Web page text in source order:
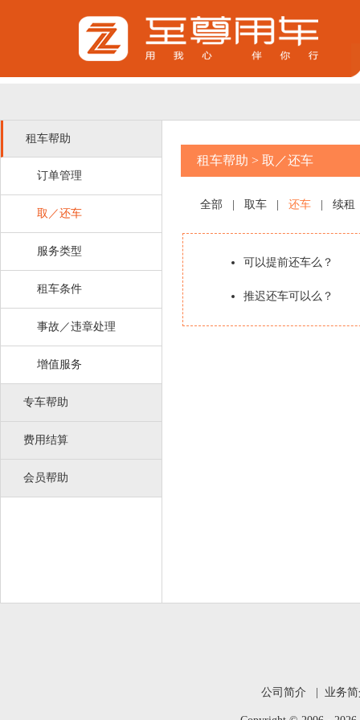
租车帮助
订单管理
取／还车
服务类型
租车条件
事故／违章处理
增值服务
专车帮助
费用结算
会员帮助
租车帮助 > 取／还车
全部 取车 还车 续租
可以提前还车么？
推迟还车可以么？
公司简介 业务